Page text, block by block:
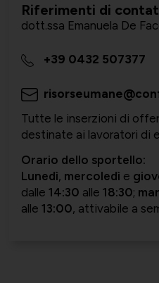
Riferimenti di
dott.ssa Emanuela De
+39 0432 507377
Tutte le inserzioni di
destinate ai lavoratori di
Orario dello sportello:
Lunedì, mercoledì e
dalle 14:30 alle 18:30;
alle 13:00, attivabile a
Altre partecipazioni
Unimatica
Qualità, sicurezza e
Energia e sostenibilità